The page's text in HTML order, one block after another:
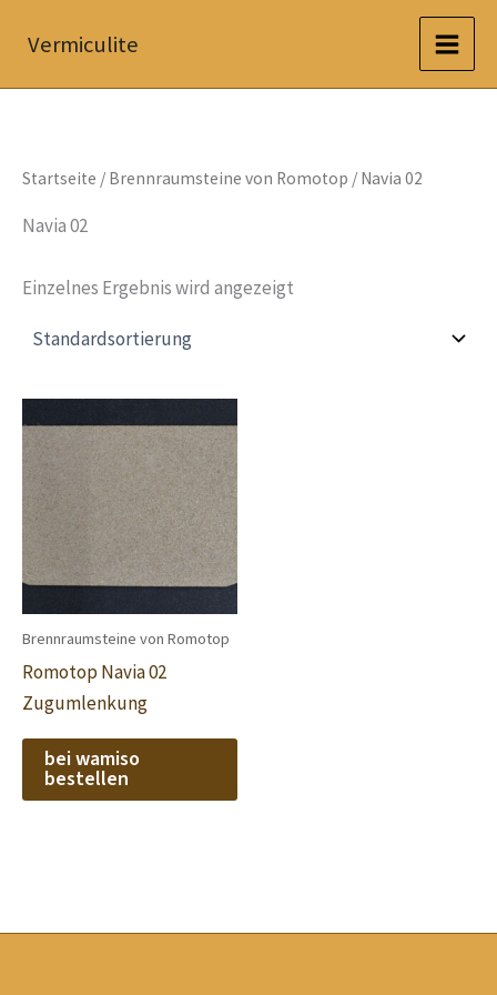
InhaltVermiculite
Startseite / Brennraumsteine von Romotop / Navia 02
Navia 02
Einzelnes Ergebnis wird angezeigt
Brennraumsteine von Romotop
Romotop Navia 02
Zugumlenkung
bei wamiso
bestellen